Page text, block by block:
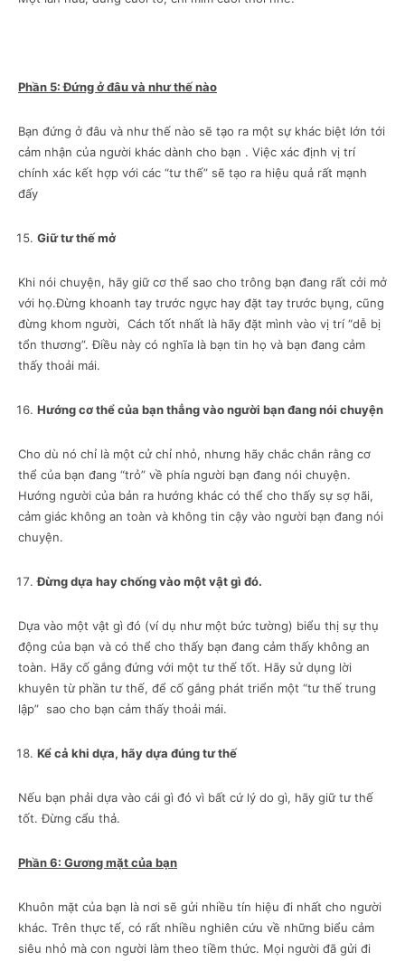
Phần 5: Đứng ở đâu và như thế nào
Bạn đứng ở đâu và như thế nào sẽ tạo ra một sự khác biệt lớn tới
cảm nhận của người khác dành cho bạn . Việc xác định vị trí
chính xác kết hợp với các “tư thế” sẽ tạo ra hiệu quả rất mạnh
đấy
Giữ tư thế mở
Khi nói chuyện, hãy giữ cơ thể sao cho trông bạn đang rất cởi mở
với họ.Đừng khoanh tay trước ngực hay đặt tay trước bụng, cũng
đừng khom người, Cách tốt nhất là hãy đặt mình vào vị trí “dễ bị
tổn thương”. Điều này có nghĩa là bạn tin họ và bạn đang cảm
thấy thoải mái.
Hướng cơ thể của bạn thẳng vào người bạn đang nói chuyện
Cho dù nó chỉ là một cử chỉ nhỏ, nhưng hãy chắc chắn rằng cơ
thể của bạn đang “trỏ” về phía người bạn đang nói chuyện.
Hướng người của bản ra hướng khác có thể cho thấy sự sợ hãi,
cảm giác không an toàn và không tin cậy vào người bạn đang nói
chuyện.
Đừng dựa hay chống vào một vật gì đó.
Dựa vào một vật gì đó (ví dụ như một bức tường) biểu thị sự thụ
động của bạn và có thể cho thấy bạn đang cảm thấy không an
toàn. Hãy cố gắng đứng với một tư thế tốt. Hãy sử dụng lời
khuyên từ phần tư thế, để cố gắng phát triển một “tư thế trung
lập” sao cho bạn cảm thấy thoải mái.
Kể cả khi dựa, hãy dựa đúng tư thế
Nếu bạn phải dựa vào cái gì đó vì bất cứ lý do gì, hãy giữ tư thế
tốt. Đừng cẩu thả.
Phần 6: Gương mặt của bạn
Khuôn mặt của bạn là nơi sẽ gửi nhiều tín hiệu đi nhất cho người
khác. Trên thực tế, có rất nhiều nghiên cứu về những biểu cảm
siêu nhỏ mà con người làm theo tiềm thức. Mọi người đã gửi đi